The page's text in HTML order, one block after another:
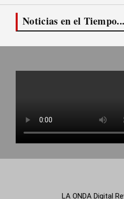
Noticias en el Tiempo...
LA ONDA Digital